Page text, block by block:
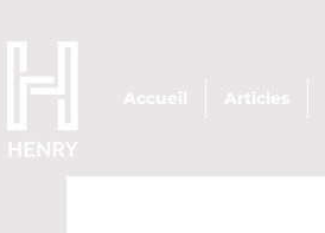
Accueil Articles